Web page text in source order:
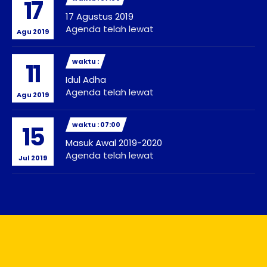
17
Agu 2019
17 Agustus 2019
Agenda telah lewat
11
Agu 2019
waktu :
Idul Adha
Agenda telah lewat
15
Jul 2019
waktu : 07:00
Masuk Awal 2019-2020
Agenda telah lewat